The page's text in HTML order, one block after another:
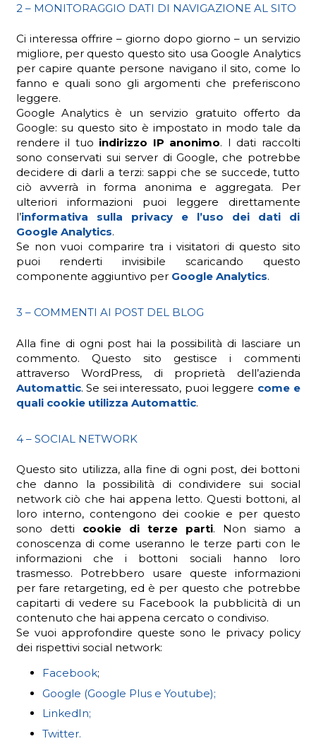
2 – MONITORAGGIO DATI DI NAVIGAZIONE AL SITO
Ci interessa offrire – giorno dopo giorno – un servizio
migliore, per questo questo sito usa Google Analytics
per capire quante persone navigano il sito, come lo
fanno e quali sono gli argomenti che preferiscono
leggere.
Google Analytics è un servizio gratuito offerto da
Google: su questo sito è impostato in modo tale da
rendere il tuo indirizzo IP anonimo. I dati raccolti
sono conservati sui server di Google, che potrebbe
decidere di darli a terzi: sappi che se succede, tutto
ciò avverrà in forma anonima e aggregata. Per
ulteriori informazioni puoi leggere direttamente
l’informativa sulla privacy e l’uso dei dati di
Google Analytics.
Se non vuoi comparire tra i visitatori di questo sito
puoi renderti invisibile scaricando questo
componente aggiuntivo per Google Analytics.
3 – COMMENTI AI POST DEL BLOG
Alla fine di ogni post hai la possibilità di lasciare un
commento. Questo sito gestisce i commenti
attraverso WordPress, di proprietà dell’azienda
Automattic. Se sei interessato, puoi leggere come e
quali cookie utilizza Automattic.
4 – SOCIAL NETWORK
Questo sito utilizza, alla fine di ogni post, dei bottoni
che danno la possibilità di condividere sui social
network ciò che hai appena letto. Questi bottoni, al
loro interno, contengono dei cookie e per questo
sono detti cookie di terze parti. Non siamo a
conoscenza di come useranno le terze parti con le
informazioni che i bottoni sociali hanno loro
trasmesso. Potrebbero usare queste informazioni
per fare retargeting, ed è per questo che potrebbe
capitarti di vedere su Facebook la pubblicità di un
contenuto che hai appena cercato o condiviso.
Se vuoi approfondire queste sono le privacy policy
dei rispettivi social network:
Facebook;
Google (Google Plus e Youtube);
LinkedIn;
Twitter.